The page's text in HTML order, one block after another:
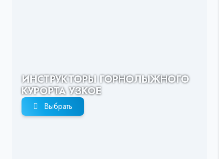
ИНСТРУКТОРЫ ГОРНОЛЫЖНОГО
КУРОРТА УЗКОЕ
Выбрать